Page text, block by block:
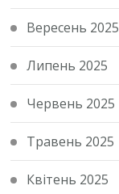
Вересень 2025
Липень 2025
Червень 2025
Травень 2025
Квітень 2025